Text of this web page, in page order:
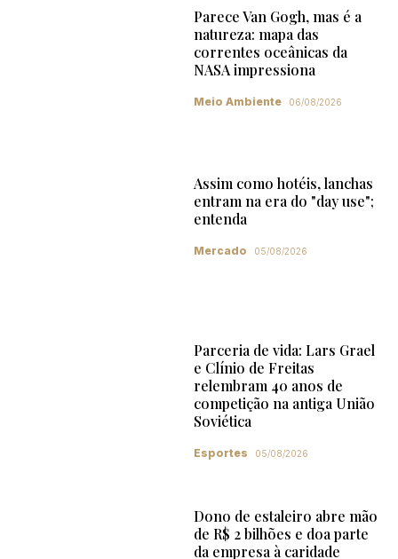
Parece Van Gogh, mas é a
natureza: mapa das
correntes oceânicas da
NASA impressiona
Meio Ambiente 06/08/2026
Assim como hotéis, lanchas
entram na era do "day use";
entenda
Mercado 05/08/2026
Parceria de vida: Lars Grael
e Clínio de Freitas
relembram 40 anos de
competição na antiga União
Soviética
Esportes 05/08/2026
Dono de estaleiro abre mão
de R$ 2 bilhões e doa parte
da empresa à caridade